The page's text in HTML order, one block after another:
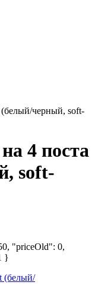
(белый/черный, soft-
4 поста
soft-
"priceOld": 0,
}